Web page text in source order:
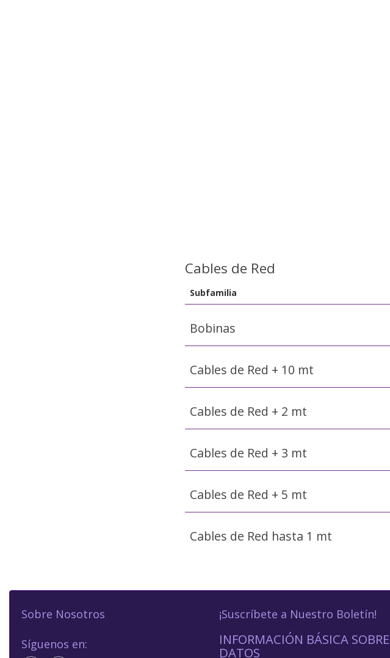
Cables de Red
Subfamilia
Bobinas
Cables de Red + 10 mt
Cables de Red + 2 mt
Cables de Red + 3 mt
Cables de Red + 5 mt
Cables de Red hasta 1 mt
Sobre Nosotros
Síguenos en:
¡Suscríbete a Nuestro Boletín!
INFORMACIÓN BÁSICA
DATOS